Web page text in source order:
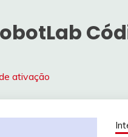
ativação